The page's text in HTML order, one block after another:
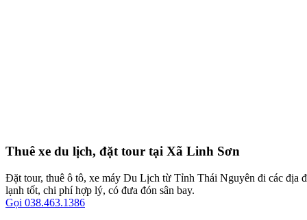
Thuê xe du lịch, đặt tour tại Xã Linh Sơn
Đặt tour, thuê ô tô, xe máy Du Lịch từ Tỉnh Thái Nguyên đi các địa
lạnh tốt, chi phí hợp lý, có đưa đón sân bay.
Gọi 038.463.1386